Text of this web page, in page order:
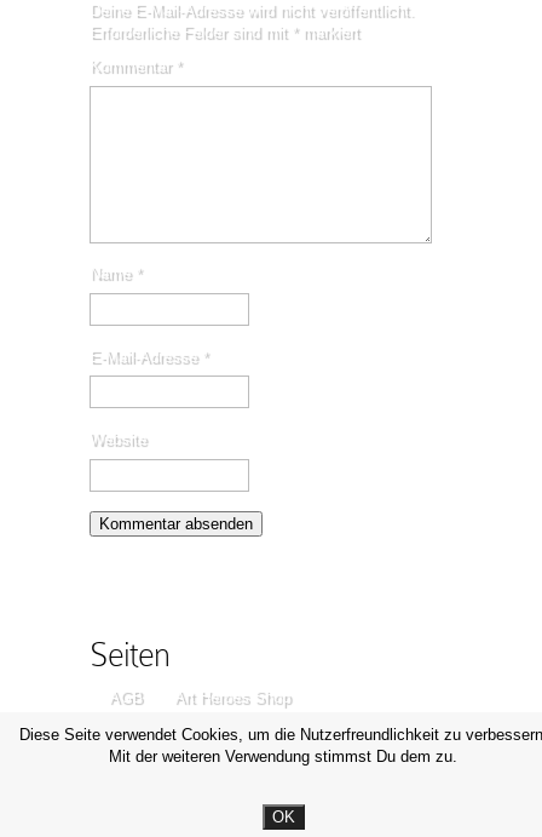
Deine E-Mail-Adresse wird nicht veröffentlicht.
Erforderliche Felder sind mit *markiert
Kommentar *
Name *
E-Mail-Adresse *
Website
Seiten
AGB
Art Heroes Shop
Datenschutzerklärung
Disclaimer
Impressum
Kontakt
Diese Seite verwendet Cookies, um die Nutzerfreundlichkeit zu
Mit der weiteren Verwendung stimmst Du dem zu.
OK